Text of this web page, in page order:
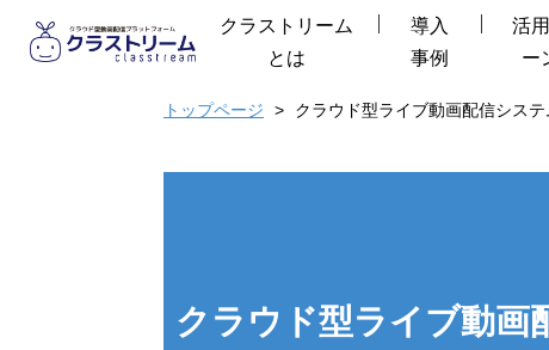
クラストリーム
とは
導入
事例
活
ー
トップページ クラウド型ライブ動画配信シス
クラウド型ライブ動画